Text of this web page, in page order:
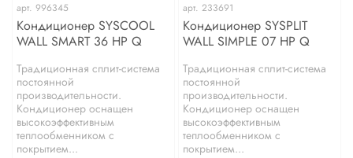
арт. 996345
Кондиционер SYSCOOL
WALL SMART 36 HP Q
Традиционная сплит-система
постоянной
производительности.
Кондиционер оснащен
высокоэффективным
теплообменником с
покрытием...
арт. 233691
Кондиционер SYSPLIT
WALL SIMPLE 07 HP Q
Традиционная сплит-система
постоянной
производительности.
Кондиционер оснащен
высокоэффективным
теплообменником с
покрытием...